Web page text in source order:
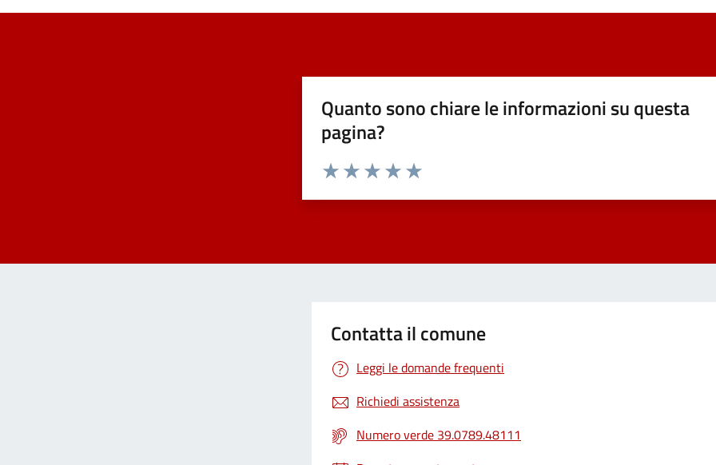
Quanto sono chiare le informazioni su questa
pagina?
Contatta il comune
Leggi le domande frequenti
Richiedi assistenza
Numero verde 39.0789.48111